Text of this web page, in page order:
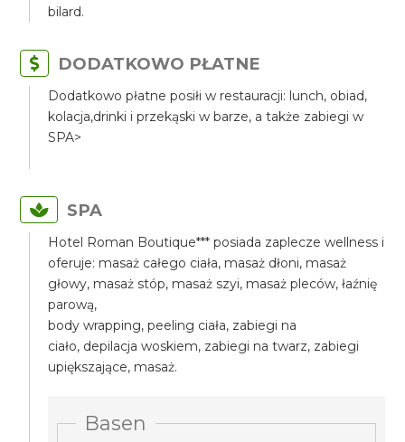
bilard.
DODATKOWO PŁATNE
Dodatkowo płatne posiłi w restauracji: lunch, obiad,
kolacja,drinki i przekąski w barze, a także zabiegi w
SPA>
SPA
Hotel Roman Boutique*** posiada zaplecze wellness i
oferuje: masaż całego ciała, masaż dłoni, masaż
głowy, masaż stóp, masaż szyi, masaż pleców, łaźnię
parową,
body wrapping, peeling ciała, zabiegi na
ciało, depilacja woskiem, zabiegi na twarz, zabiegi
upiększające, masaż.
Basen